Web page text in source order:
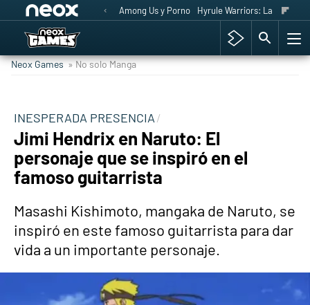
Among Us y Porno Hyrule Warriors: La Era del
Neox Games » No solo Manga
INESPERADA PRESENCIA
Jimi Hendrix en Naruto: El
personaje que se inspiró en el
famoso guitarrista
Masashi Kishimoto, mangaka de Naruto, se
inspiró en este famoso guitarrista para dar
vida a un importante personaje.